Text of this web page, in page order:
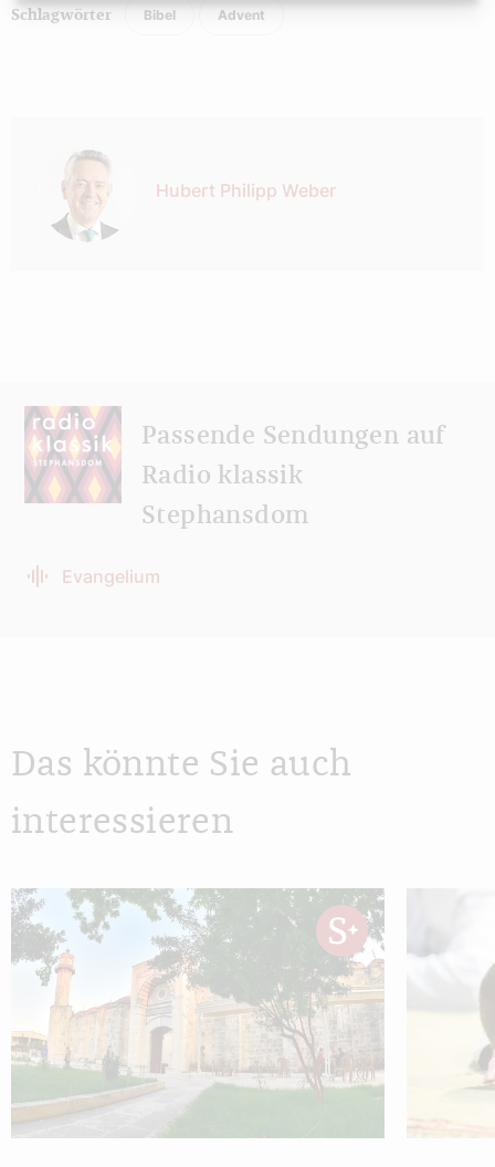
Schlagwörter Bibel Advent
Hubert Philipp Weber
Passende Sendungen auf
Radio klassik
Stephansdom
Evangelium
Das könnte Sie auch
interessieren